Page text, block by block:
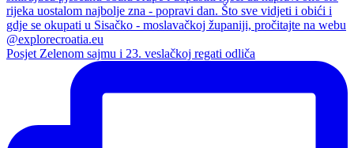
Posjet Zelenom sajmu i 23. veslačkoj regati odliča